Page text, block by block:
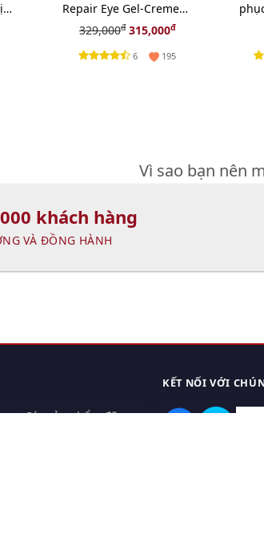
Repair Eye Gel-Creme
Multi - 5ml (New)
329,000đ315,000đ
6 195
Vì sao bạn nên
khách hàng
VÀ ĐỒNG HÀNH
Các sản phẩm đã
KẾT NỐI VỚI